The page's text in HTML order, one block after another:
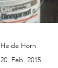
Heide Horn
20. Feb. 2015